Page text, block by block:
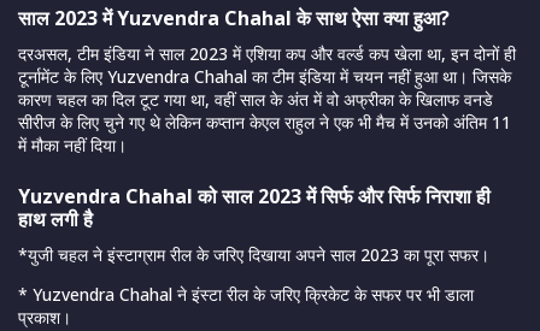
साल 2023 में Yuzvendra Chahal के साथ ऐसा क्या हुआ?
दरअसल, टीम इंडिया ने साल 2023 में एशिया कप और वर्ल्ड कप खेला था, इन दोनों ही
टूर्नामेंट के लिए Yuzvendra Chahal का टीम इंडिया में चयन नहीं हुआ था। जिसके
कारण चहल का दिल टूट गया था, वहीं साल के अंत में वो अफ्रीका के खिलाफ वनडे
सीरीज के लिए चुने गए थे लेकिन कप्तान केएल राहुल ने एक भी मैच में उनको अंतिम 11
में मौका नहीं दिया।
Yuzvendra Chahal को साल 2023 में सिर्फ और सिर्फ निराशा ही
हाथ लगी है
*युजी चहल ने इंस्टाग्राम रील के जरिए दिखाया अपने साल 2023 का पूरा सफर।
* Yuzvendra Chahal ने इंस्टा रील के जरिए क्रिकेट के सफर पर भी डाला
प्रकाश।